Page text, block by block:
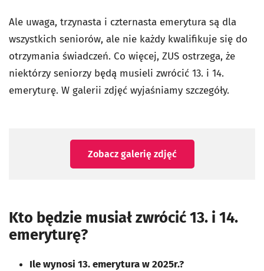
Ale uwaga, trzynasta i czternasta emerytura są dla
wszystkich seniorów, ale nie każdy kwalifikuje się do
otrzymania świadczeń. Co więcej, ZUS ostrzega, że
niektórzy seniorzy będą musieli zwrócić 13. i 14.
emeryturę. W galerii zdjęć wyjaśniamy szczegóły.
Zobacz galerię zdjęć
Kto będzie musiał zwrócić 13. i 14.
emeryturę?
Ile wynosi 13. emerytura w 2025r.?